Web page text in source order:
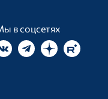
в соцсетях